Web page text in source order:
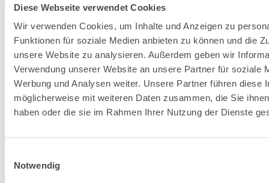
Diese Webseite verwendet Cookies
Wir verwenden Cookies, um Inhalte und Anzeigen zu
Funktionen für soziale Medien anbieten zu können und die
unsere Website zu analysieren. Außerdem geben wir
Verwendung unserer Website an unsere Partner für soziale
Werbung und Analysen weiter. Unsere Partner führen diese
möglicherweise mit weiteren Daten zusammen, die Sie
haben oder die sie im Rahmen Ihrer Nutzung der Dienste
Notwendig
Bortolo
Zu den Lösungen gehen
VERPUTZ-